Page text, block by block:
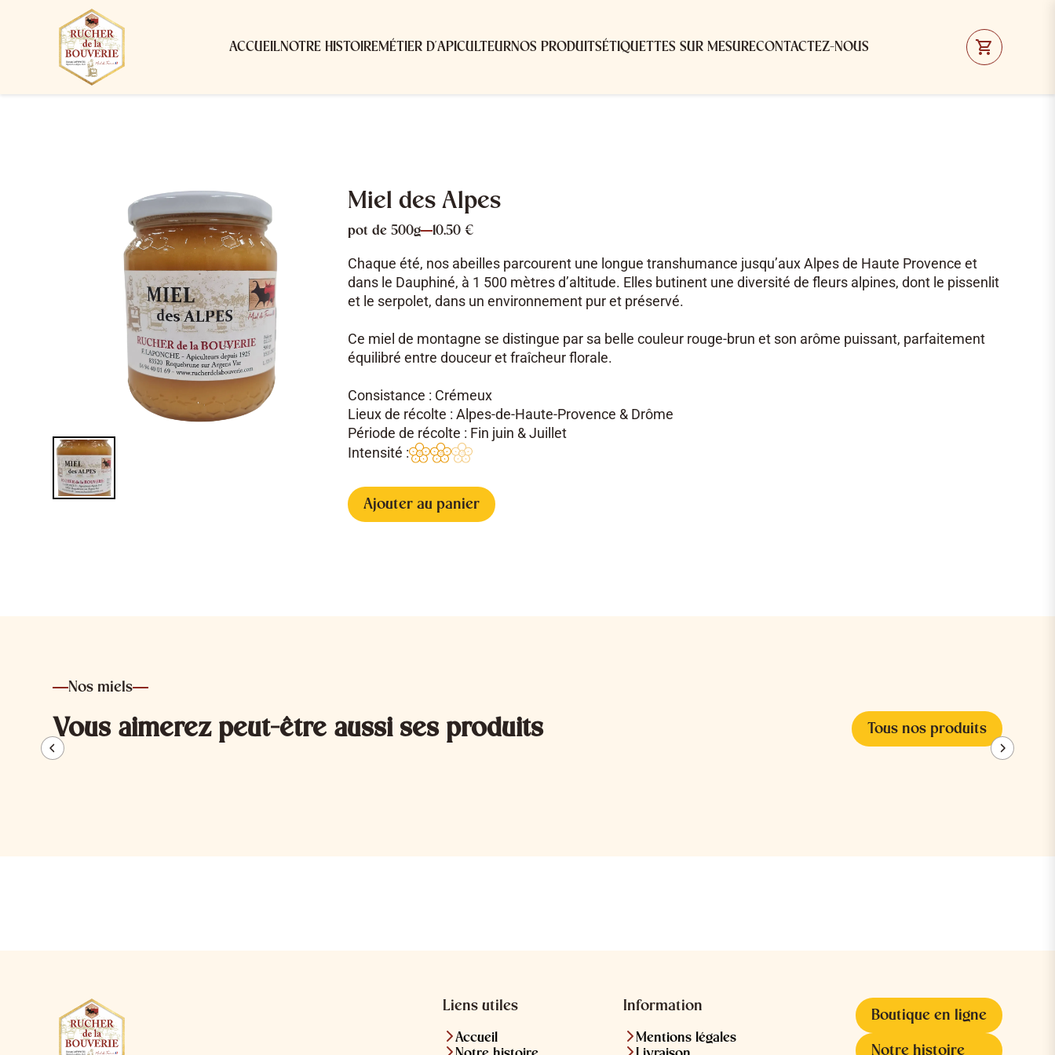
ACCUEILNOTRE HISTOIREMÉTIER D'APICULTEURNOS PRODUITSÉTIQUETTES SUR MESURECONTACTEZ-NOUS
Miel des Alpes
pot de 500g 10.50 €
Chaque été, nos abeilles parcourent une longue transhumance jusqu’aux Alpes de Haute Provence et
dans le Dauphiné, à 1 500 mètres d’altitude. Elles butinent une diversité de fleurs alpines, dont le pissenlit
et le serpolet, dans un environnement pur et préservé.
Ce miel de montagne se distingue par sa belle couleur rouge-brun et son arôme puissant, parfaitement
équilibré entre douceur et fraîcheur florale.
Consistance : Crémeux
Lieux de récolte : Alpes-de-Haute-Provence & Drôme
Période de récolte : Fin juin & Juillet
Intensité :
Ajouter au panier
Nos miels
Vous aimerez peut-être aussi ses produits Tous nos produits
Liens utiles
Accueil
Information
Mentions légales
Boutique en ligne
Notre histoire